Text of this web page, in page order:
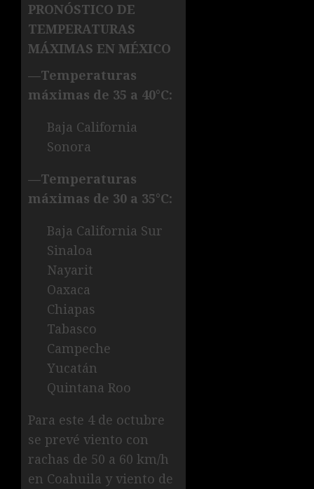
PRONÓSTICO DE
TEMPERATURAS
MÁXIMAS EN MÉXICO
—Temperaturas
máximas de 35 a 40°C:
Baja California
Sonora
—Temperaturas
máximas de 30 a 35°C:
Baja California Sur
Sinaloa
Nayarit
Oaxaca
Chiapas
Tabasco
Campeche
Yucatán
Quintana Roo
Para este 4 de octubre
se prevé viento con
rachas de 50 a 60 km/h
en Coahuila y viento de